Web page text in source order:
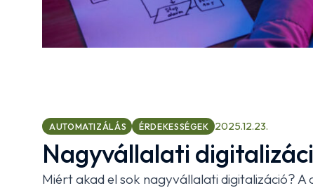
AUTOMATIZÁLÁS ÉRDEKESSÉGEK 2025.12.23.
Nagyvállalati
Miért akad el sok nagyvállalati digitalizáció? A